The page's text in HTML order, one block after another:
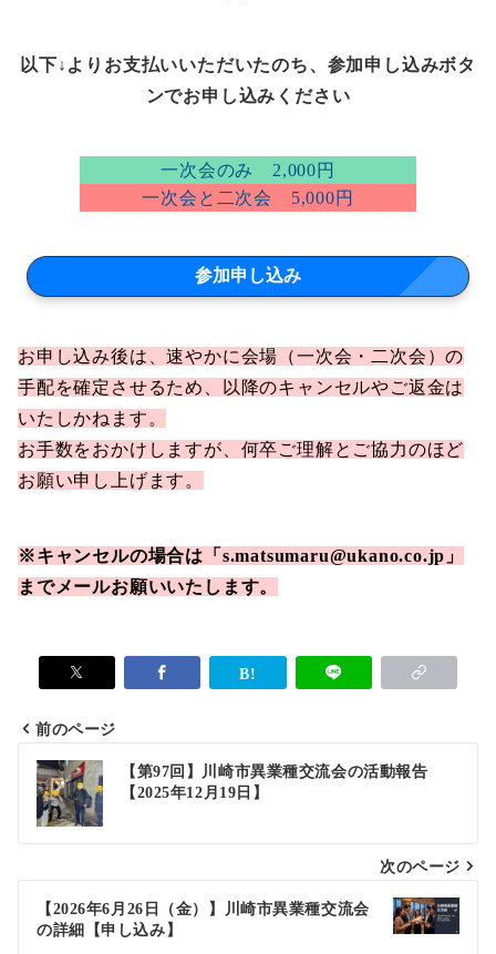
以下↓よりお支払いいただいたのち、参加申し込みボタ
ンでお申し込みください
一次会のみ 2,000円
一次会と二次会 5,000円
参加申し込み
お申し込み後は、速やかに会場（一次会・二次会）の
手配を確定させるため、以降のキャンセルやご返金は
いたしかねます。
お手数をおかけしますが、何卒ご理解とご協力のほど
お願い申し上げます。
※キャンセルの場合は「s.matsumaru@ukano.co.jp」
までメールお願いいたします。
投
稿
ナ
前のページ
【第97回】川崎市異業種交流会の活動報告
【2025年12月19日】
次のページ
【2026年6月26日（金）】川崎市異業種交流会
の詳細【申し込み】